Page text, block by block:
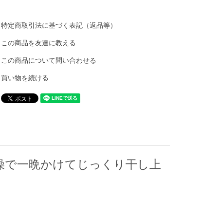
特定商取引法に基づく表記（返品等）
この商品を友達に教える
この商品について問い合わせる
買い物を続ける
一晩かけてじっくり干し上